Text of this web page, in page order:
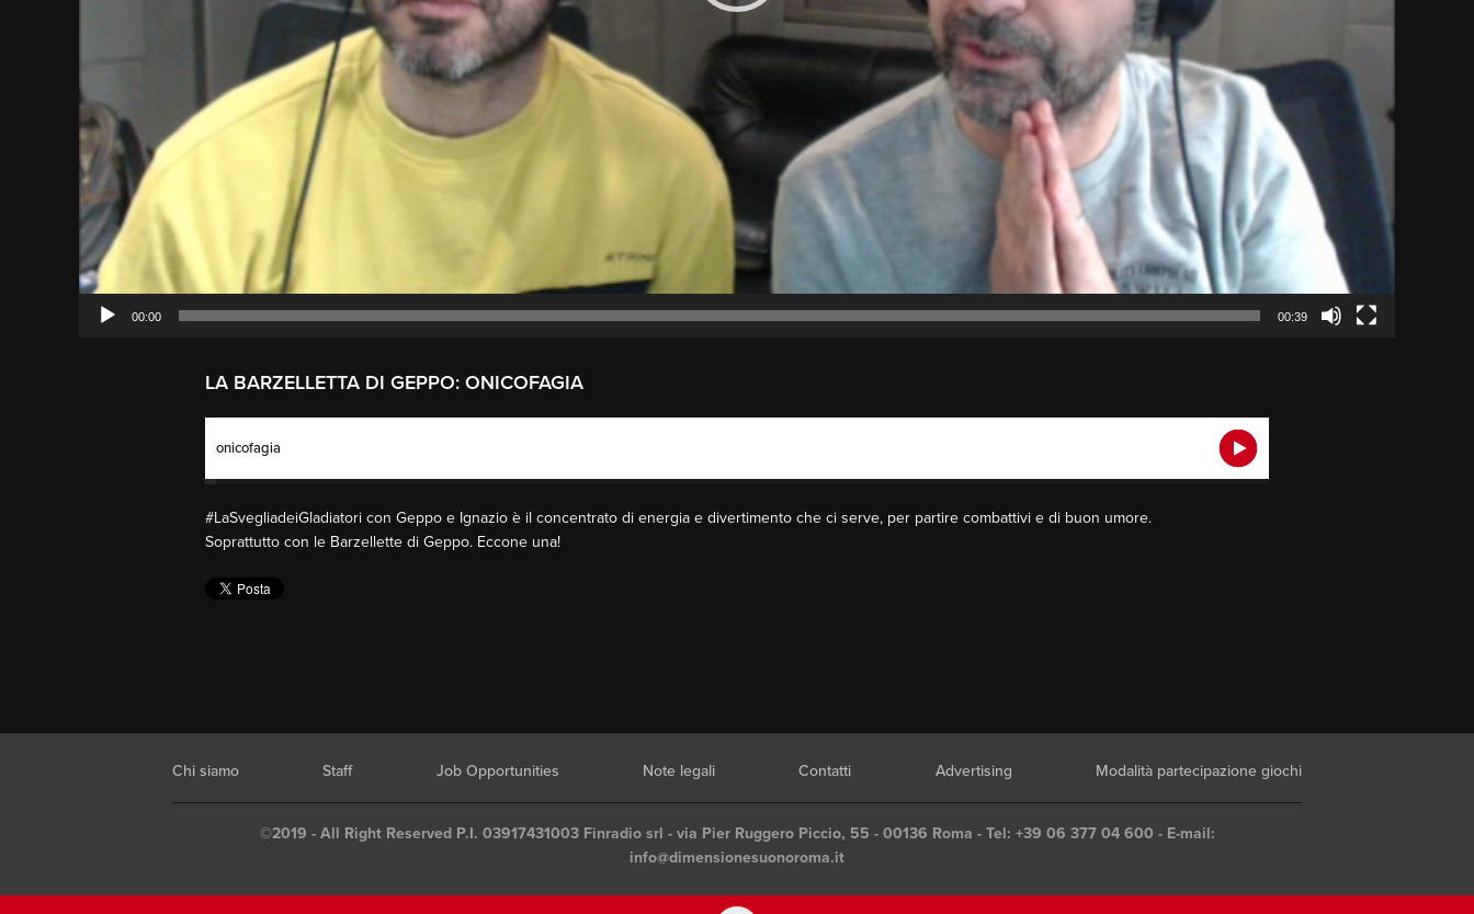
00:00 00:39
LA BARZELLETTA DI GEPPO: ONICOFAGIA
onicofagia
#LaSvegliadeiGladiatori con Geppo e Ignazio è il concentrato di energia e divertimento che ci serve, per partire combattivi e di buon umore.
Soprattutto con le Barzellette di Geppo. Eccone una!
Chi siamo Staff Job Opportunities Note legali Contatti Advertising Modalità partecipazione giochi
©2019 - All Right Reserved P.I. 03917431003 Finradio srl - via Pier Ruggero Piccio, 55 - 00136 Roma - Tel: +39 06 377 04 600 - E-mail:
info@dimensionesuonoroma.it